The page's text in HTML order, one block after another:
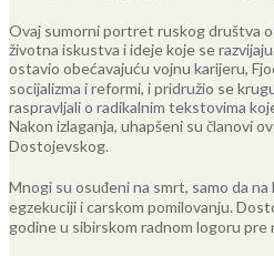
Ovaj sumorni portret ruskog društva
životna iskustva i ideje koje se
ostavio obećavajuću vojnu karijeru,
socijalizma i reformi, i pridružio se
raspravljali o radikalnim tekstovima
Nakon izlaganja, uhapšeni su članovi
Dostojevskog.
Mnogi su osuđeni na smrt, samo da
egzekuciji i carskom pomilovanju.
godine u sibirskom radnom logoru